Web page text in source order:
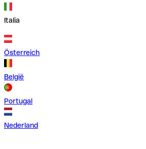
Italia
Österreich
België
Portugal
Nederland